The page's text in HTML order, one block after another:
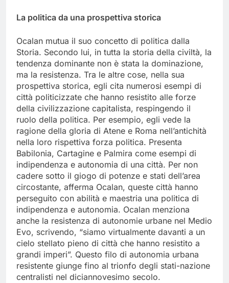
La politica da una prospettiva storica
Ocalan mutua il suo concetto di politica dalla
Storia. Secondo lui, in tutta la storia della civiltà, la
tendenza dominante non è stata la dominazione,
ma la resistenza. Tra le altre cose, nella sua
prospettiva storica, egli cita numerosi esempi di
città politicizzate che hanno resistito alle forze
della civilizzazione capitalista, respingendo il
ruolo della politica. Per esempio, egli vede la
ragione della gloria di Atene e Roma nell’antichità
nella loro rispettiva forza politica. Presenta
Babilonia, Cartagine e Palmira come esempi di
indipendenza e autonomia di una città. Per non
cadere sotto il giogo di potenze e stati dell’area
circostante, afferma Ocalan, queste città hanno
perseguito con abilità e maestria una politica di
indipendenza e autonomia. Ocalan menziona
anche la resistenza di autonomie urbane nel Medio
Evo, scrivendo, “siamo virtualmente davanti a un
cielo stellato pieno di città che hanno resistito a
grandi imperi”. Questo filo di autonomia urbana
resistente giunge fino al trionfo degli stati-nazione
centralisti nel diciannovesimo secolo.